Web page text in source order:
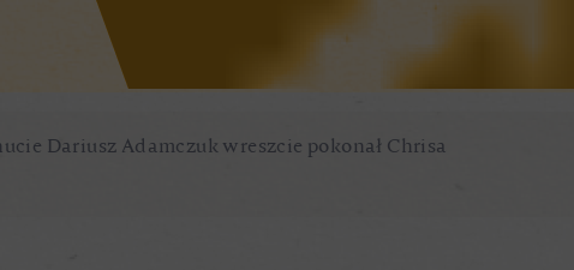
Dariusz Adamczuk wreszcie pokonał Chrisa